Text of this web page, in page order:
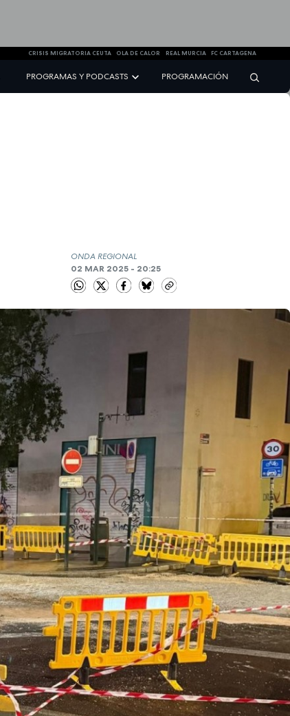
CRISIS MIGRATORIA CEUTA OLA DE CALOR REAL MURCIA FC CARTAGENA
PROGRAMAS Y PODCASTS PROGRAMACIÓN
ONDA REGIONAL
02 MAR 2025 - 20:25